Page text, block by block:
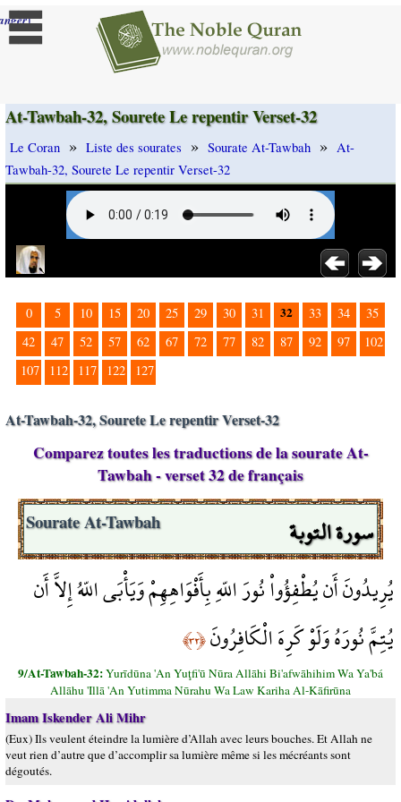
]
At-Tawbah-32, Sourete Le repentir Verset-32
Le Coran » Liste des sourates » Sourate At-Tawbah » At-
Tawbah-32, Sourete Le repentir Verset-32
0 5 10 15 20 25 29 30 31 32 33 34
35
42
47 52 57 62 67 72 77 82 87 92 97
102
107
112 117 122 127
At-Tawbah-32, Sourete Le repentir Verset-32
Comparez toutes les traductions de la sourate At-
Tawbah - verset 32 de français
سورة التوبة Sourate At-Tawbah
يُرِيدُونَ أَن يُطْفِؤُواْ نُورَ اللّهِ بِأَفْوَاهِهِمْ وَيَأْبَى اللّهُ إِلاَّ أَن
يُتِمَّ نُورَهُ وَلَوْ كَرِهَ الْكَافِرُونَ﴿٣٢﴾
9/At-Tawbah-32:Yurīdūna 'An Yuţfi'ū Nūra Allāhi Bi'afwāhihim Wa Ya'bá
Allāhu 'Illā 'An Yutimma Nūrahu Wa Law Kariha Al-Kāfirūna
Imam Iskender Ali Mihr
(Eux) Ils veulent éteindre la lumière d’Allah avec leurs bouches. Et Allah ne
veut rien d’autre que d’accomplir sa lumière même si les mécréants sont
dégoutés.